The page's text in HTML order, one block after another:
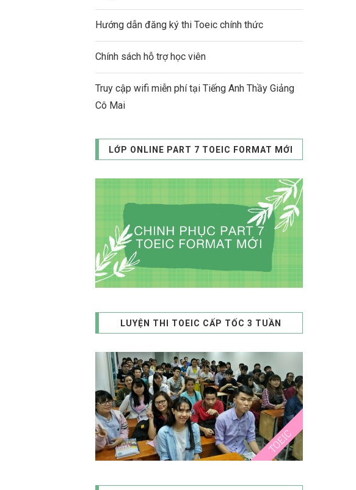
Hướng dẫn đăng ký thi Toeic chính thức
Chính sách hỗ trợ học viên
Truy cập wifi miễn phí tại Tiếng Anh Thầy Giảng
Cô Mai
LỚP ONLINE PART 7 TOEIC FORMAT MỚI
LUYỆN THI TOEIC CẤP TỐC 3 TUẦN